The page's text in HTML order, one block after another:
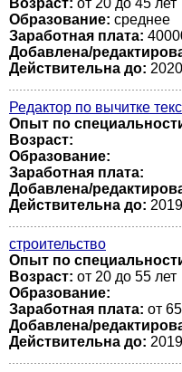
Возраст: от 20 до 45 лет
Образование: среднее
Заработная плата:
Добавлена/
Действительна до:
Редактор по вычитке
Опыт по
Возраст:
Образование:
Заработная плата:
Добавлена/
Действительна до:
строительство
Опыт по
Возраст: от 20 до 55 лет
Образование:
Заработная плата: от
Добавлена/
Действительна до: